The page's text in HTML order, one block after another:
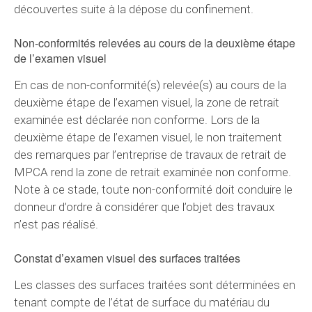
découvertes suite à la dépose du confinement.
Non-conformités relevées au cours de la deuxième étape
de l’examen visuel
En cas de non-conformité(s) relevée(s) au cours de la
deuxième étape de l’examen visuel, la zone de retrait
examinée est déclarée non conforme. Lors de la
deuxième étape de l’examen visuel, le non traitement
des remarques par l’entreprise de travaux de retrait de
MPCA rend la zone de retrait examinée non conforme.
Note à ce stade, toute non-conformité doit conduire le
donneur d’ordre à considérer que l’objet des travaux
n’est pas réalisé.
Constat d’examen visuel des surfaces traitées
Les classes des surfaces traitées sont déterminées en
tenant compte de l’état de surface du matériau du